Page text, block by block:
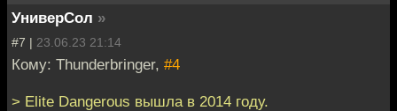
УниверСол »
#7 | 23.06.23 21:14
Кому: Thunderbringer, #4
> Elite Dangerous вышла в 2014 году.